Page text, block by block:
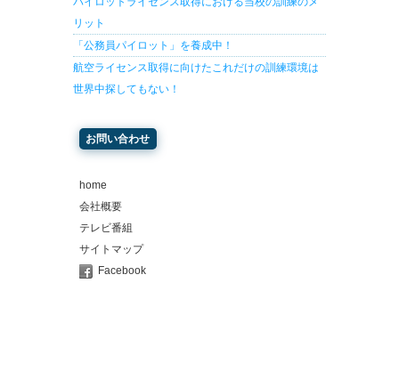
リット
「公務員パイロット」を養成中！
航空ライセンス取得に向けたこれだけの訓練環境は
世界中探してもない！
お問い合わせ
home
会社概要
テレビ番組
サイトマップ
Facebook